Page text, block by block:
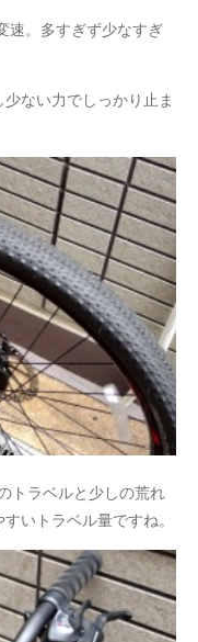
速。多すぎず少なすぎ
ない力でしっかり止ま
トラベルと少しの荒れ
いトラベル量ですね。